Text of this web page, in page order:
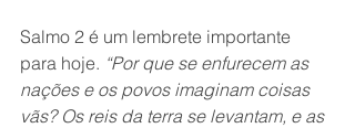
Salmo 2 é um lembrete importante
para hoje. “Por que se enfurecem as
nações e os povos imaginam coisas
vãs? Os reis da terra se levantam, e as